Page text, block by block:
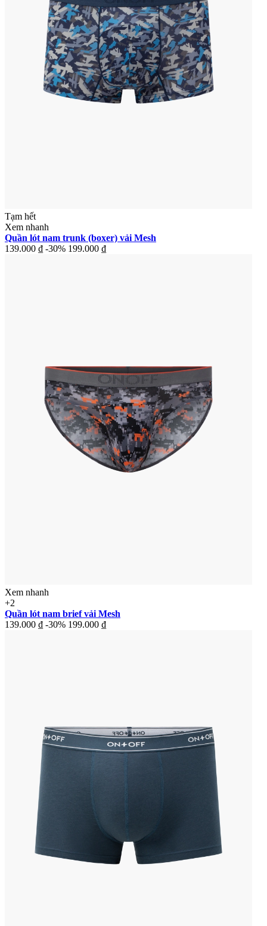
Tạm hết
Xem nhanh
Quần lót nam trunk (boxer) vải Mesh
139.000 ₫ -30% 199.000 ₫
Xem nhanh
+2
Quần lót nam brief vải Mesh
139.000 ₫ -30% 199.000 ₫